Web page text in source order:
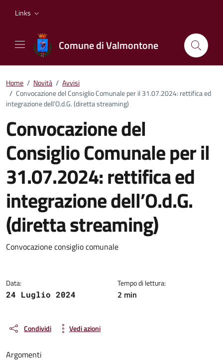
Links
Comune di Valmontone
Home / Novità / Avvisi
/ Convocazione del Consiglio Comunale per il 31.07.2024: rettifica ed
integrazione dell’O.d.G. (diretta streaming)
Convocazione del
Consiglio Comunale per il
31.07.2024: rettifica ed
integrazione dell’O.d.G.
(diretta streaming)
Dettagli della notizia
Convocazione consiglio comunale
Data:
24 Luglio 2024
Tempo di lettura:
2 min
Condividi Vedi azioni
Argomenti